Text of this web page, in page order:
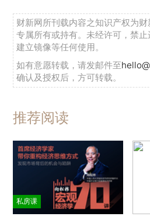
财新网所刊载内容之知识产权为
专属所有或持有。未经许可，禁
建立镜像等任何使用。
如有意愿转载，请发邮件至
确认及授权后，方可转载。
推荐阅读
私房课